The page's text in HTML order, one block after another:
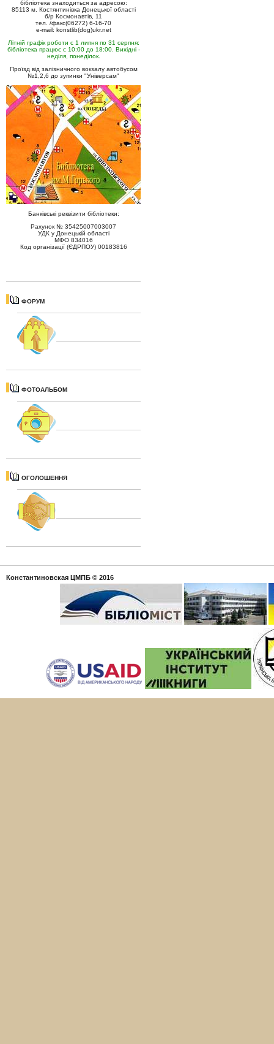
бібліотека знаходиться за адресою:
85113 м. Костянтинівка Донецької області
б/р Космонавтів, 11
тел. /факс(06272) 6-16-70
e-mail: konstlib(dog)ukr.net
Літній графік роботи с 1 липня по 31 серпня:
бібліотека працює с 10:00 до 18:00. Вихідні -
неділя, понеділок.
Проїзд від залізничного вокзалу автобусом
№1,2,6 до зупинки "Універсам"
Банківські реквізити бібліотеки:
Рахунок № 35425007003007
УДК у Донецькій області
МФО 834016
Код організації (ЄДРПОУ) 00183816
ФОРУМ
ФОТОАЛЬБОМ
ОГОЛОШЕННЯ
Константиновская ЦМПБ © 2016